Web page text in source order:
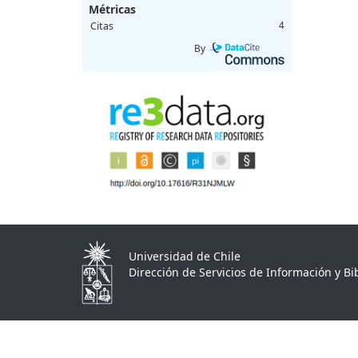
Métricas
Citas 4
By
Universidad de Chile
Dirección de Servicios de Información y